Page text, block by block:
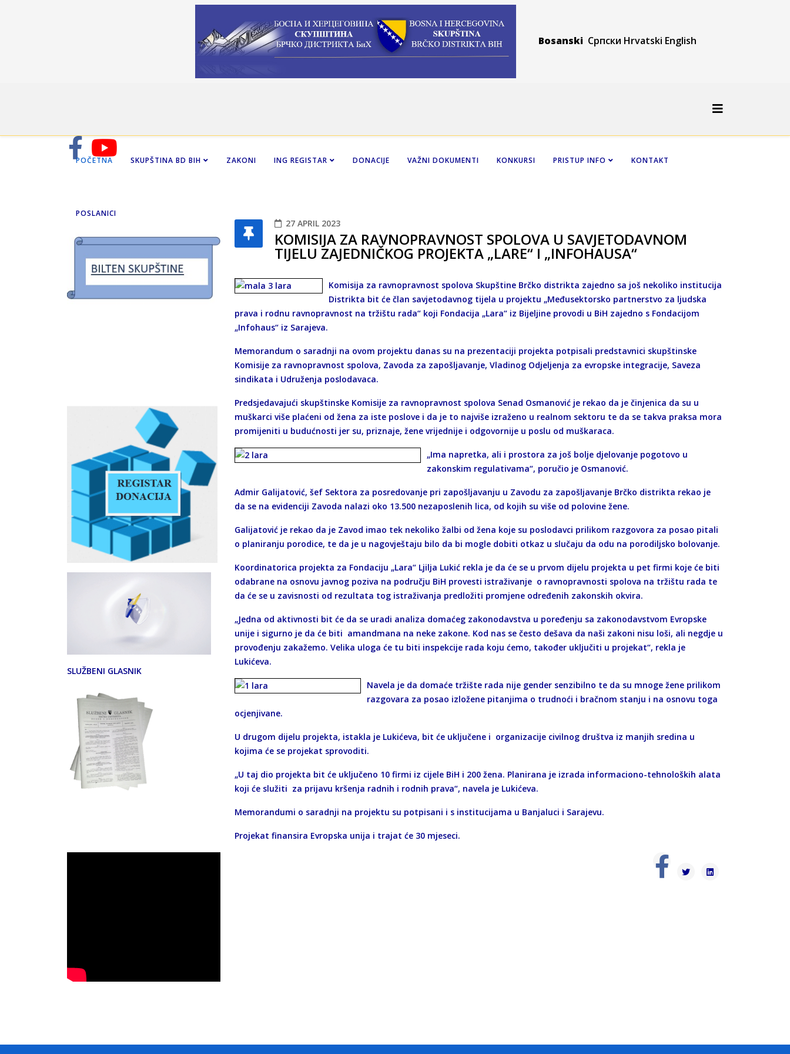
Bosanski Српски Hrvatski English
POČETNA SKUPŠTINA BD BIH ZAKONI ING REGISTAR DONACIJE VAŽNI DOKUMENTI KONKURSI PRISTUP INFO KONTAKT
POSLANICI
SLUŽBENI GLASNIK
27 APRIL 2023
KOMISIJA ZA RAVNOPRAVNOST SPOLOVA U SAVJETODAVNOM
TIJELU ZAJEDNIČKOG PROJEKTA „LARE“ I „INFOHAUSA“
Komisija za ravnopravnost spolova Skupštine Brčko distrikta zajedno sa još nekoliko institucija
Distrikta bit će član savjetodavnog tijela u projektu „Međusektorsko partnerstvo za ljudska
prava i rodnu ravnopravnost na tržištu rada“ koji Fondacija „Lara“ iz Bijeljine provodi u BiH zajedno s Fondacijom
„Infohaus“ iz Sarajeva.
Memorandum o saradnji na ovom projektu danas su na prezentaciji projekta potpisali predstavnici skupštinske
Komisije za ravnopravnost spolova, Zavoda za zapošljavanje, Vladinog Odjeljenja za evropske integracije, Saveza
sindikata i Udruženja poslodavaca.
Predsjedavajući skupštinske Komisije za ravnopravnost spolova Senad Osmanović je rekao da je činjenica da su u
muškarci više plaćeni od žena za iste poslove i da je to najviše izraženo u realnom sektoru te da se takva praksa mora
promijeniti u budućnosti jer su, priznaje, žene vrijednije i odgovornije u poslu od muškaraca.
„Ima napretka, ali i prostora za još bolje djelovanje pogotovo u
zakonskim regulativama“, poručio je Osmanović.
Admir Galijatović, šef Sektora za posredovanje pri zapošljavanju u Zavodu za zapošljavanje Brčko distrikta rekao je
da se na evidenciji Zavoda nalazi oko 13.500 nezaposlenih lica, od kojih su više od polovine žene.
Galijatović je rekao da je Zavod imao tek nekoliko žalbi od žena koje su poslodavci prilikom razgovora za posao pitali
o planiranju porodice, te da je u nagovještaju bilo da bi mogle dobiti otkaz u slučaju da odu na porodiljsko bolovanje.
Koordinatorica projekta za Fondaciju „Lara“ Ljilja Lukić rekla je da će se u prvom dijelu projekta u pet firmi koje će biti
odabrane na osnovu javnog poziva na području BiH provesti istraživanje o ravnopravnosti spolova na tržištu rada te
da će se u zavisnosti od rezultata tog istraživanja predložiti promjene određenih zakonskih okvira.
„Jedna od aktivnosti bit će da se uradi analiza domaćeg zakonodavstva u poređenju sa zakonodavstvom Evropske
unije i sigurno je da će biti amandmana na neke zakone. Kod nas se često dešava da naši zakoni nisu loši, ali negdje u
provođenju zakažemo. Velika uloga će tu biti inspekcije rada koju ćemo, također uključiti u projekat“, rekla je
Lukićeva.
Navela je da domaće tržište rada nije gender senzibilno te da su mnoge žene prilikom
razgovara za posao izložene pitanjima o trudnoći i bračnom stanju i na osnovu toga
ocjenjivane.
U drugom dijelu projekta, istakla je Lukićeva, bit će uključene i organizacije civilnog društva iz manjih sredina u
kojima će se projekat sprovoditi.
„U taj dio projekta bit će uključeno 10 firmi iz cijele BiH i 200 žena. Planirana je izrada informaciono-tehnoloških alata
koji će služiti za prijavu kršenja radnih i rodnih prava“, navela je Lukićeva.
Memorandumi o saradnji na projektu su potpisani i s institucijama u Banjaluci i Sarajevu.
Projekat finansira Evropska unija i trajat će 30 mjeseci.